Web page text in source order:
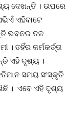
ଦେଖନ୍ତି । ଉପରେ
ଏହିବାଟେ
ଭବନର ତଳ
। ତହିଁର କର୍ମକର୍ତ୍ତା
ଏହି ଦୃଶ୍ୟ ।
ସମୟ ସଂସ୍କୃତି
। ଏବେ ଏହି ଦୃଶ୍ୟ